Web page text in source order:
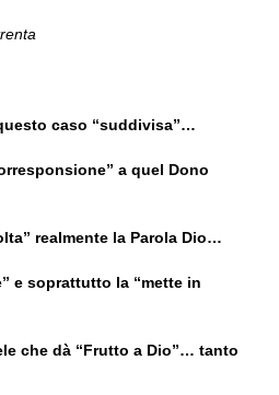
caso “suddivisa”…
a quel Dono
realmente la Parola Dio…
e soprattutto la “mette in
che dà “Frutto a Dio”… tanto